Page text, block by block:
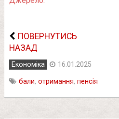
ПОВЕРНУТИСЬ
НАЗАД
Економіка 16.01.2025
бали, отримання, пенсія